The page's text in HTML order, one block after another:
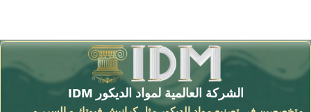
الشركة العالمية لمواد الديكور IDM